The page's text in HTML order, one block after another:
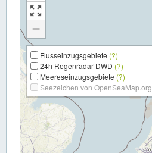
−
Flusseinzugsgebiete (?)
24h Regenradar DWD (?)
Meereseinzugsgebiete (?)
Seezeichen von OpenSeaMap.org